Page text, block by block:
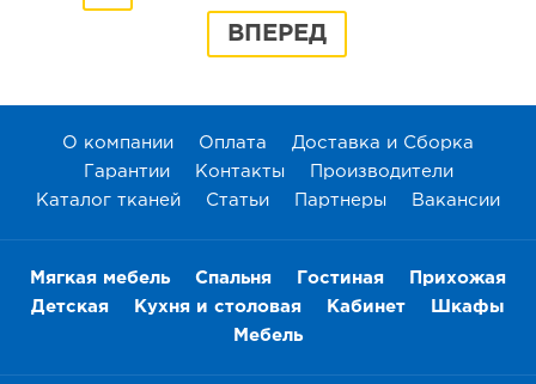
ВПЕРЕД
О компании Оплата
Доставка и Сборка
Гарантии
Контакты
Производители
Каталог тканей
Статьи Партнеры Вакансии
Мягкая мебель Спальня Гостиная
Прихожая
Детская
Кухня и столовая Кабинет
Шкафы
Мебель